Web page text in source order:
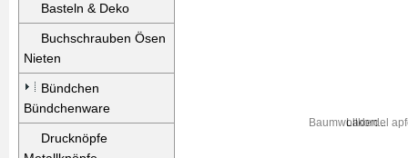
Basteln & Deko
Buchschrauben Ösen
Nieten
Bündchen
Bündchenware
Drucknöpfe
Laden...